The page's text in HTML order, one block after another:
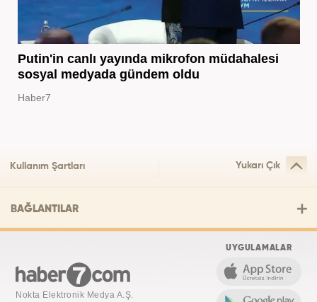
Putin'in canlı yayında mikrofon müdahalesi
sosyal medyada gündem oldu
Haber7
Kullanım Şartları Yukarı Çık
BAĞLANTILAR
Nokta Elektronik Medya A.Ş.
UYGULAMALAR